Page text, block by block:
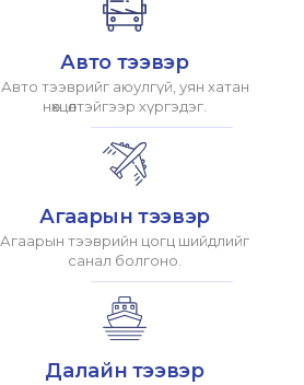
Авто тээвэр
Авто тээврийг аюулгүй, уян хатан
нөхцөлтэйгээр хүргэдэг.
Агаарын тээвэр
Агаарын тээврийн цогц шийдлийг
санал болгоно.
Далайн тээвэр